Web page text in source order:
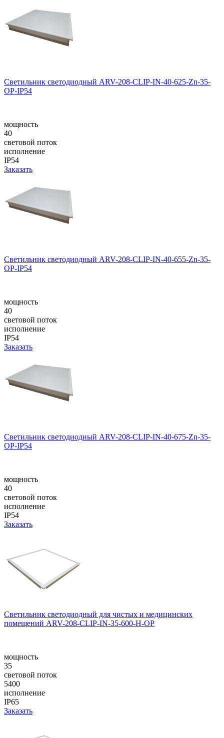
Светильник светодиодный ARV-208-CLIP-IN-40-625-Zn-35-
OP-IP54
мощность
40
световой поток
исполнение
IP54
Заказать
Светильник светодиодный ARV-208-CLIP-IN-40-655-Zn-35-
OP-IP54
мощность
40
световой поток
исполнение
IP54
Заказать
Светильник светодиодный ARV-208-CLIP-IN-40-675-Zn-35-
OP-IP54
мощность
40
световой поток
исполнение
IP54
Заказать
Светильник светодиодный для чистых и медицинских
помещений ARV-208-CLIP-IN-35-600-H-OP
мощность
35
световой поток
5400
исполнение
IP65
Заказать